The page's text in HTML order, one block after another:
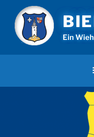
Inhalt
springen
Ein